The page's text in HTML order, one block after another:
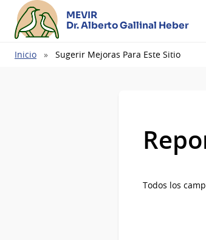
MEVIR
Dr. Alberto Gallinal Heber
Ruta
Inicio Sugerir Mejoras Para Este Sitio
Todos los